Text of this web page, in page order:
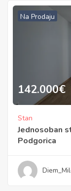
Na Prodaju
142.000€
Stan
Jednosoban
Podgorica